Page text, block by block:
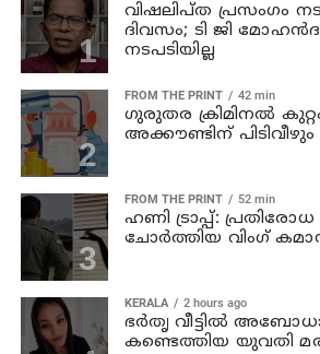
വിഷലിപ്ത പ്രസംഗം
ദിവസം; ടി ജി
നടപടിയില്ല
FROM THE PRINT 42 min
ഗുരുതര ക്രിമിനൽ
അക്കൗണ്ടിന് പിടിവീഴും
FROM THE PRINT 52 min
ഹണി ട്രാപ്പ്:
ചോർത്തിയ വിംഗ്
KERALA 2 hours ago
ഭര്‍തൃ വീട്ടില്‍
കണ്ടെത്തിയ യുവതി